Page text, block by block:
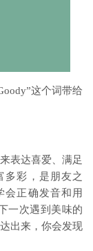
这个词带给
表达喜爱、满足
多彩，是朋友之
会正确发音和用
一次遇到美味的
出来，你会发现